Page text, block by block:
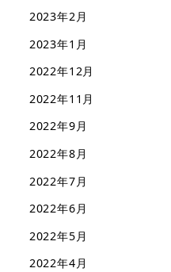
2023年2月
2023年1月
2022年12月
2022年11月
2022年9月
2022年8月
2022年7月
2022年6月
2022年5月
2022年4月